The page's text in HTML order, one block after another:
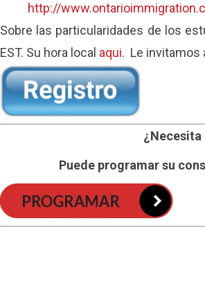
http://
Sobre las particularidades de los
EST. Su hora local aqui. Le invitamos
¿Necesita
Puede programar su